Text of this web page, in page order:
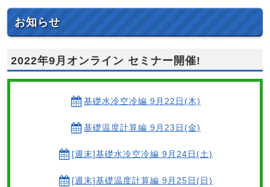
お知らせ
2022年9月オンライン セミナー開催!
基礎水冷空冷編 9月22日(木)
基礎温度計算編 9月23日(金)
[週末]基礎水冷空冷編 9月24日(土)
[週末]基礎温度計算編 9月25日(日)